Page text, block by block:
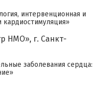
интервенционная и
кардиостимуляция»
НМО», г. Санкт-
заболевания сердца:
данных